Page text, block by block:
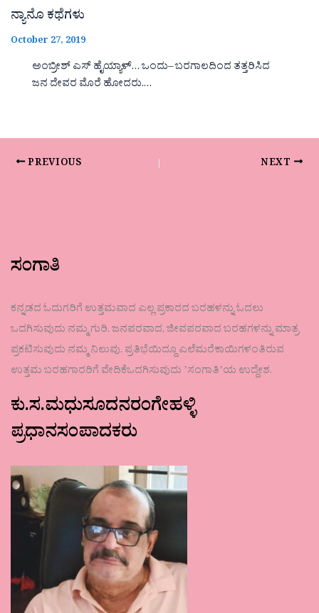
ನ್ಯಾನೊ ಕಥೆಗಳು
October 27, 2019
ಅಂಬ್ರೀಶ್ ಎಸ್ ಹೈಯ್ಯಾಳ್… ಒಂದು– ಬರಗಾಲದಿಂದ ತತ್ತರಿಸಿದ
ಜನ ದೇವರ ಮೊರೆ ಹೋದರು.…
PREVIOUS NEXT
ಸಂಗಾತಿ
ಕನ್ನಡದ ಓದುಗರಿಗೆ ಉತ್ತಮವಾದ ಎಲ್ಲ ಪ್ರಕಾರದ ಬರಹಳನ್ನು ಓದಲು
ಒದಗಿಸುವುದು ನಮ್ಮ ಗುರಿ. ಜನಪರವಾದ, ಜೀವಪರವಾದ ಬರಹಗಳನ್ನು ಮಾತ್ರ
ಪ್ರಕಟಿಸುವುದು ನಮ್ಮ ನಿಲುವು. ಪ್ರತಿಭೆಯಿದ್ದೂ ಎಲೆಮರೆಕಾಯಿಗಳಂತಿರುವ
ಉತ್ತಮ ಬರಹಗಾರರಿಗೆ ವೇದಿಕೆಒದಗಿಸುವುದು ʼಸಂಗಾತಿʼಯ ಉದ್ದೇಶ.
ಕು.ಸ.ಮಧುಸೂದನರಂಗೇಹಳ್ಳಿ
ಪ್ರಧಾನಸಂಪಾದಕರು